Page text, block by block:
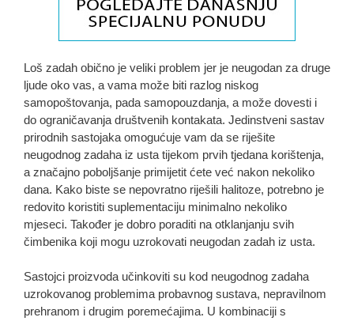
Loš zadah obično je veliki problem jer je neugodan za druge
ljude oko vas, a vama može biti razlog niskog
samopoštovanja, pada samopouzdanja, a može dovesti i
do ograničavanja društvenih kontakata. Jedinstveni sastav
prirodnih sastojaka omogućuje vam da se riješite
neugodnog zadaha iz usta tijekom prvih tjedana korištenja,
a značajno poboljšanje primijetit ćete već nakon nekoliko
dana. Kako biste se nepovratno riješili halitoze, potrebno je
redovito koristiti suplementaciju minimalno nekoliko
mjeseci. Također je dobro poraditi na otklanjanju svih
čimbenika koji mogu uzrokovati neugodan zadah iz usta.
Sastojci proizvoda učinkoviti su kod neugodnog zadaha
uzrokovanog problemima probavnog sustava, nepravilnom
prehranom i drugim poremećajima. U kombinaciji s